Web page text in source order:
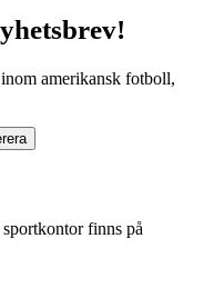
amerikansk fotboll,
finns på